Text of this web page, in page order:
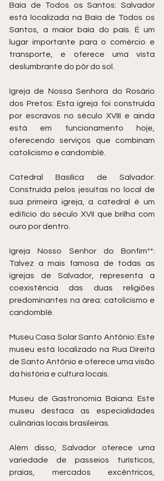
Baía de Todos os Santos: Salvador
está localizada na Baía de Todos os
Santos, a maior baía do país. É um
lugar importante para o comércio e
transporte, e oferece uma vista
deslumbrante do pôr do sol.
Igreja de Nossa Senhora do Rosário
dos Pretos: Esta igreja foi construída
por escravos no século XVIII e ainda
está em funcionamento hoje,
oferecendo serviços que combinam
catolicismo e candomblé.
Catedral Basílica de Salvador:
Construída pelos jesuítas no local de
sua primeira igreja, a catedral é um
edifício do século XVII que brilha com
ouro por dentro.
Igreja Nosso Senhor do Bonfim**:
Talvez a mais famosa de todas as
igrejas de Salvador, representa a
coexistência das duas religiões
predominantes na área: catolicismo e
candomblé.
Museu Casa Solar Santo Antônio: Este
museu está localizado na Rua Direita
de Santo Antônio e oferece uma visão
da história e cultura locais.
Museu de Gastronomia Baiana: Este
museu destaca as especialidades
culinárias locais brasileiras.
Além disso, Salvador oferece uma
variedade de passeios turísticos,
praias, mercados excêntricos,